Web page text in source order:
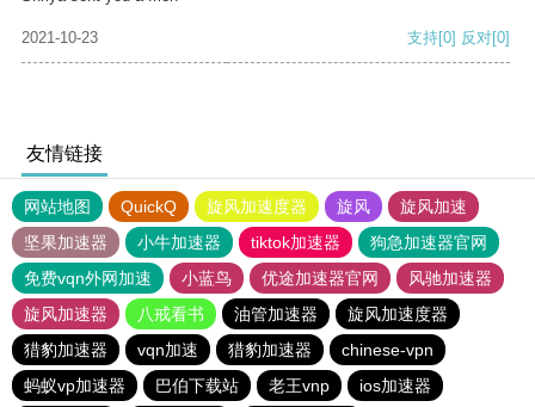
2021-10-23 支持[0] 反对[0]
友情链接
网站地图 QuickQ 旋风加速度器 旋风
旋风加速
坚果加速器
小牛加速器 tiktok加速器
狗急加速器官网
免费vqn外网加速
小蓝鸟 优途加速器官网
风驰加速器
旋风加速器
八戒看书 油管加速器
旋风加速度器
猎豹加速器
vqn加速 猎豹加速器
chinese-vpn
蚂蚁vp加速器
巴伯下载站 老王vnp ios加速器